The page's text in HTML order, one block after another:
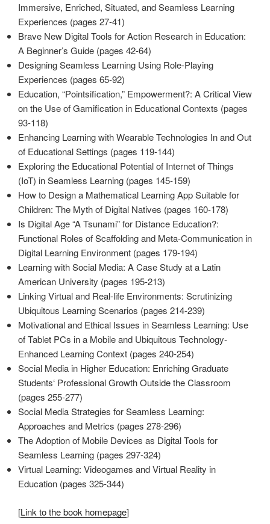
Immersive, Enriched, Situated, and Seamless Learning
Experiences (pages 27-41)
Brave New Digital Tools for Action Research in Education:
A Beginner’s Guide (pages 42-64)
Designing Seamless Learning Using Role-Playing
Experiences (pages 65-92)
Education, “Pointsification,” Empowerment?: A Critical View
on the Use of Gamification in Educational Contexts (pages
93-118)
Enhancing Learning with Wearable Technologies In and Out
of Educational Settings (pages 119-144)
Exploring the Educational Potential of Internet of Things
(IoT) in Seamless Learning (pages 145-159)
How to Design a Mathematical Learning App Suitable for
Children: The Myth of Digital Natives (pages 160-178)
Is Digital Age “A Tsunami” for Distance Education?:
Functional Roles of Scaffolding and Meta-Communication in
Digital Learning Environment (pages 179-194)
Learning with Social Media: A Case Study at a Latin
American University (pages 195-213)
Linking Virtual and Real-life Environments: Scrutinizing
Ubiquitous Learning Scenarios (pages 214-239)
Motivational and Ethical Issues in Seamless Learning: Use
of Tablet PCs in a Mobile and Ubiquitous Technology-
Enhanced Learning Context (pages 240-254)
Social Media in Higher Education: Enriching Graduate
Students‘ Professional Growth Outside the Classroom
(pages 255-277)
Social Media Strategies for Seamless Learning:
Approaches and Metrics (pages 278-296)
The Adoption of Mobile Devices as Digital Tools for
Seamless Learning (pages 297-324)
Virtual Learning: Videogames and Virtual Reality in
Education (pages 325-344)
[Link to the book homepage]